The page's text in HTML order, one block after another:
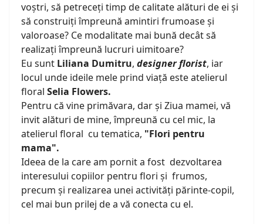
voștri, să petreceți timp de calitate alături de ei și
să construiți împreună amintiri frumoase și
valoroase? Ce modalitate mai bună decât să
realizați împreună lucruri uimitoare?
Eu sunt Liliana Dumitru, designer florist, iar
locul unde ideile mele prind viață este atelierul
floral Selia Flowers.
Pentru că vine primăvara, dar și Ziua mamei, vă
invit alături de mine, împreună cu cel mic, la
atelierul floral cu tematica, "Flori pentru
mama".
Ideea de la care am pornit a fost dezvoltarea
interesului copiilor pentru flori și frumos,
precum și realizarea unei activități părinte-copil,
cel mai bun prilej de a vă conecta cu el.